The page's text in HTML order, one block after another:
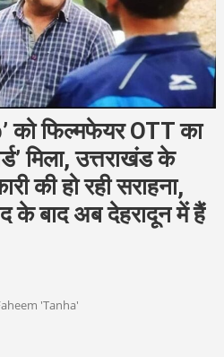
को फिल्मफेयर OTT का
मिला, उत्तराखंड के
की हो रही सराहना,
के बाद अब देहरादून में हैं
'Tanha'